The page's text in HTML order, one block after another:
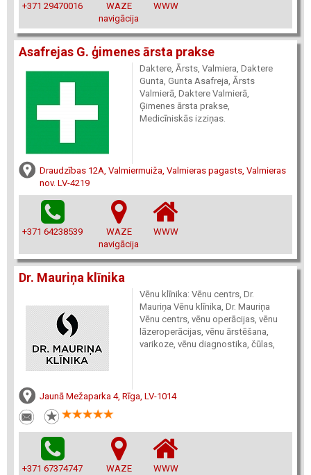
+371 29470016
WAZE
navigācija
WWW
Asafrejas G. ģimenes ārsta prakse
Daktere, Ārsts, Valmiera, Daktere
Gunta, Gunta Asafreja, Ārsts
Valmierā, Daktere Valmierā,
Ģimenes ārsta prakse,
Medicīniskās izziņas.
Draudzības 12A, Valmiermuiža, Valmieras pagasts, Valmieras
nov. LV-4219
+371 64238539
WAZE
navigācija
WWW
Dr. Mauriņa klīnika
Vēnu klīnika: Vēnu centrs, Dr.
Mauriņa Vēnu klīnika, Dr. Mauriņa
Vēnu centrs, vēnu operācijas, vēnu
lāzeroperācijas, vēnu ārstēšana,
varikoze, vēnu diagnostika, čūlas,
Jaunā Mežaparka 4, Rīga, LV-1014
+371 67374747
WAZE
WWW